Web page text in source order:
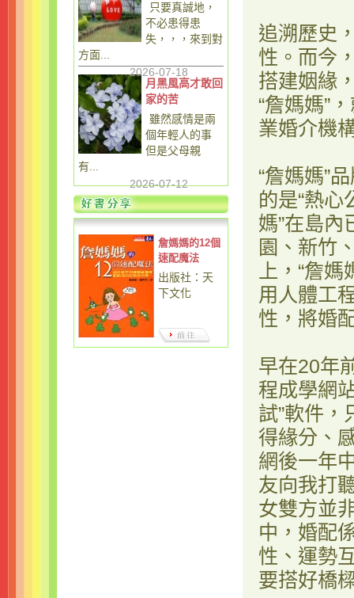
只要真誠地，
不必患得患
失，，，來到對
方面...
2026-07-18
月黑風高才敢回
家的苦
雖然感情是兩
個年輕人的事
但是父母親
有...
2026-07-12
詹媽媽的12個
速配魔法
出版社：天
下文化
追溯歷史
性。而今
搭建姻緣
“詹媽媽”
業婚介機
“詹媽媽”
的是“熱心
媽”在島內
園、新竹
上，“詹
用人體工
性，將婚
早在20年
程成學網
試”軟件
得緣分、
網後一年
友向我打
女雙方並
中，婚配
性、運勢
要搭好橋